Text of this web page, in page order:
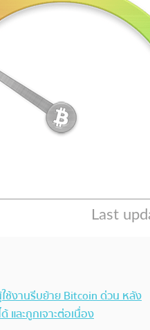
ช้งานรีบย้าย Bitcoin ด่วน หลัง
และถูกเจาะต่อเนื่อง